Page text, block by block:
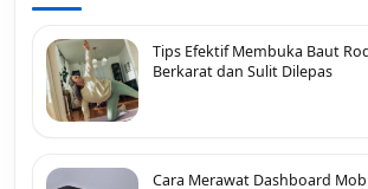
Tips Efektif Membuka Baut
Berkarat dan Sulit Dilepas
Cara Merawat Dashboard